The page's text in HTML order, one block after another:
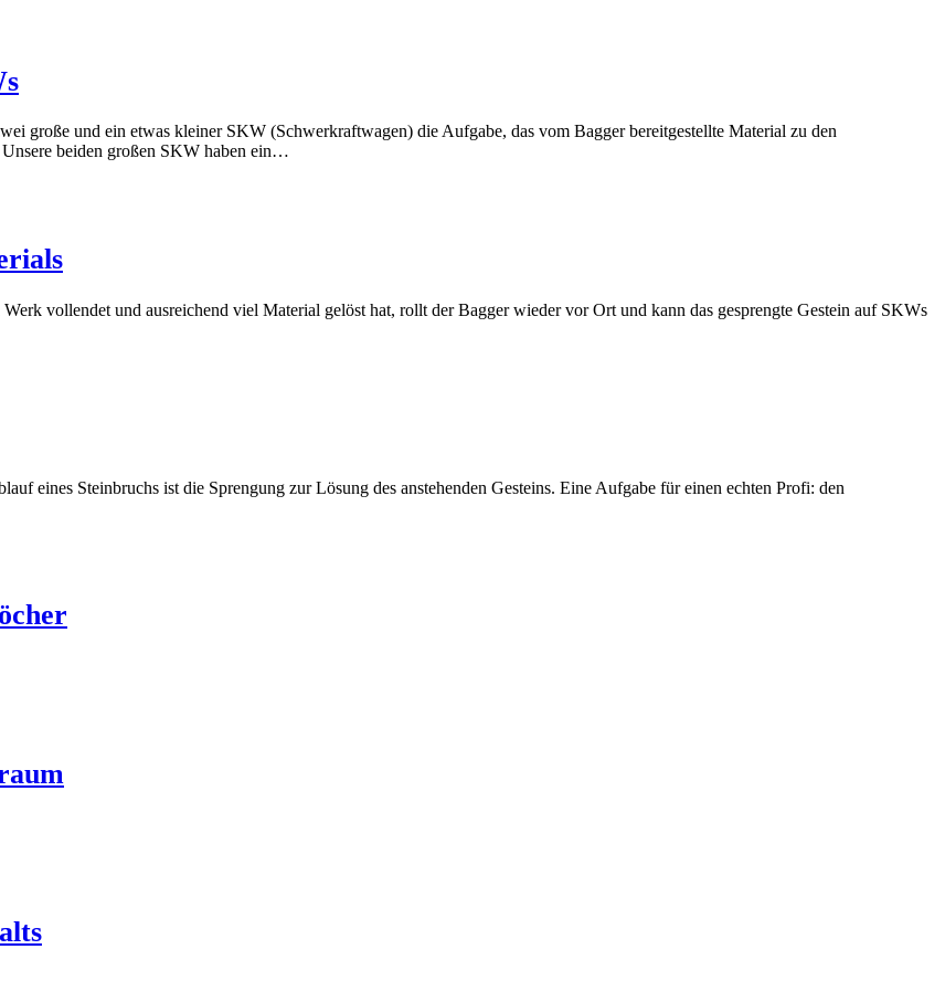
große und ein etwas kleiner SKW (Schwerkraftwagen) die Aufgabe, das vom Bagger bereitgestellte Material zu den
beiden großen SKW haben ein…
vollendet und ausreichend viel Material gelöst hat, rollt der Bagger wieder vor Ort und kann das gesprengte Gestein auf SKWs
eines Steinbruchs ist die Sprengung zur Lösung des anstehenden Gesteins. Eine Aufgabe für einen echten Profi: den